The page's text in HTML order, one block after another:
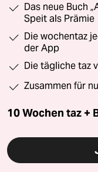
Das neue Buch
Speit als Prämie
Die wochentaz
der App
Die tägliche taz
Zusammen für
10 Wochen taz +